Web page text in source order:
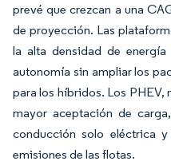
prevé que crezcan a una
de proyección. Las
la alta densidad de
autonomía sin ampliar los
para los híbridos. Los PHEV,
mayor aceptación de
conducción solo eléctrica
emisiones de las flotas.